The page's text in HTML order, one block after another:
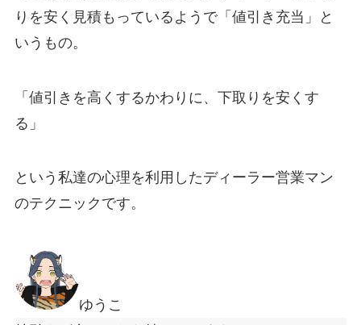
りを安く見積もっているようで「値引き充当」と
いうもの。
「 値引きを高くするかわりに、下取りを安くす
る 」
という私達の心理を利用したディーラー営業マン
のテクニックです。
ゆうこ